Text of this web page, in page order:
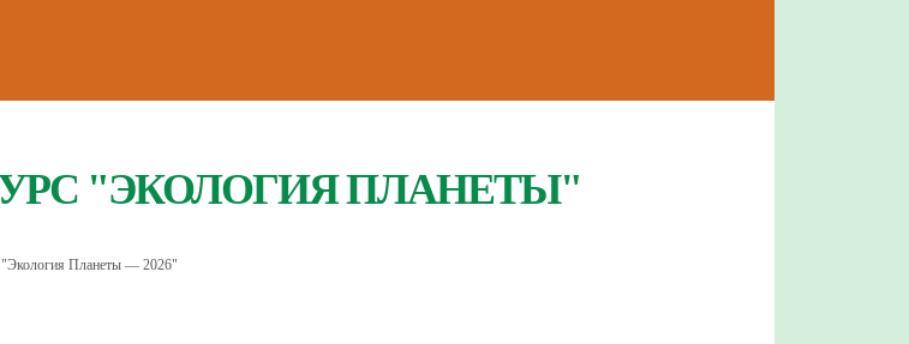
"ЭКОЛОГИЯ ПЛАНЕТЫ"
"Экология Планеты — 2026"